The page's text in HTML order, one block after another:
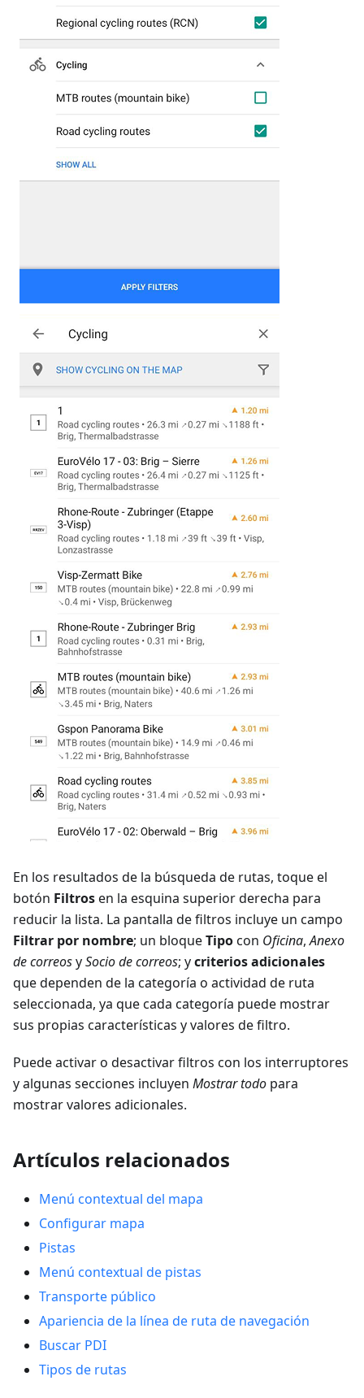
En los resultados de la búsqueda de rutas, toque el
botón Filtrosen la esquina superior derecha para
reducir la lista. La pantalla de filtros incluye un campo
Filtrar por nombre; un bloqueTipocon Oficina,Anexo
de correosySocio de correos; ycriterios adicionales
que dependen de la categoría o actividad de ruta
seleccionada, ya que cada categoría puede mostrar
sus propias características y valores de filtro.
Puede activar o desactivar filtros con los interruptores
y algunas secciones incluyen Mostrar todo para
mostrar valores adicionales.
Artículos relacionados
Menú contextual del mapa
Configurar mapa
Pistas
Menú contextual de pistas
Transporte público
Apariencia de la línea de ruta de navegación
Buscar PDI
Tipos de rutas